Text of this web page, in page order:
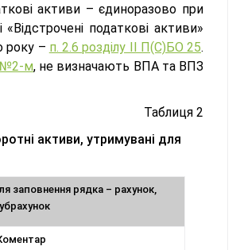
активи – єдиноразово при
податкові активи»
року – п. 2.6 розділу ІІ П(С)БО 25.
м, не визначають ВПА та ВПЗ
Таблиця 2
активи, утримувані для
заповнення рядка – рахунок,